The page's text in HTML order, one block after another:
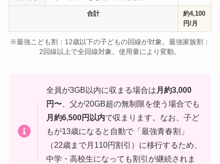
合計
約4,100
円/月
※最強こども割：12歳以下の子どもの回線が対象。最強家族割：
2回線以上で全回線対象。使用量により変動。
全員が3GB以内に収まる場合は 月約3,000
円〜 、父が20GB超の無制限を使う場合でも
月約6,500円以内で収まります。なお、子ど
もが13歳になると自動で「最強青春割」
（22歳まで月110円割引）に移行するため、
中学・高校生になっても割引が継続されま